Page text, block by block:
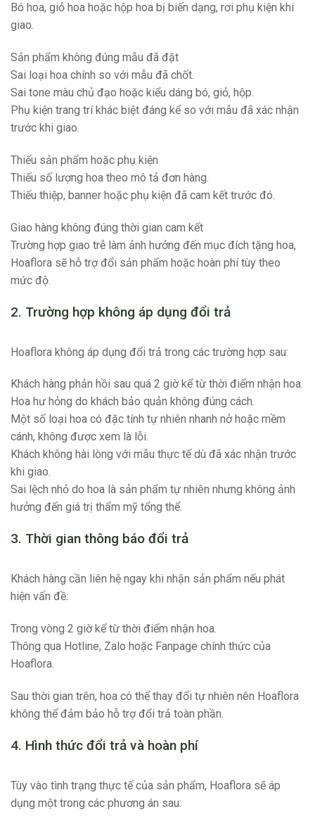
Bó hoa, giỏ hoa hoặc hộp hoa bị biến dạng, rơi phụ kiện khi
giao.
Sản phẩm không đúng mẫu đã đặt
Sai loại hoa chính so với mẫu đã chốt.
Sai tone màu chủ đạo hoặc kiểu dáng bó, giỏ, hộp.
Phụ kiện trang trí khác biệt đáng kể so với mẫu đã xác nhận
trước khi giao.
Thiếu sản phẩm hoặc phụ kiện
Thiếu số lượng hoa theo mô tả đơn hàng.
Thiếu thiệp, banner hoặc phụ kiện đã cam kết trước đó.
Giao hàng không đúng thời gian cam kết
Trường hợp giao trễ làm ảnh hưởng đến mục đích tặng hoa,
Hoaflora sẽ hỗ trợ đổi sản phẩm hoặc hoàn phí tùy theo
mức độ.
2. Trường hợp không áp dụng đổi trả
Hoaflora không áp dụng đổi trả trong các trường hợp sau:
Khách hàng phản hồi sau quá 2 giờ kể từ thời điểm nhận hoa.
Hoa hư hỏng do khách bảo quản không đúng cách.
Một số loại hoa có đặc tính tự nhiên nhanh nở hoặc mềm
cánh, không được xem là lỗi.
Khách không hài lòng với mẫu thực tế dù đã xác nhận trước
khi giao.
Sai lệch nhỏ do hoa là sản phẩm tự nhiên nhưng không ảnh
hưởng đến giá trị thẩm mỹ tổng thể.
3. Thời gian thông báo đổi trả
Khách hàng cần liên hệ ngay khi nhận sản phẩm nếu phát
hiện vấn đề:
Trong vòng 2 giờ kể từ thời điểm nhận hoa.
Thông qua Hotline, Zalo hoặc Fanpage chính thức của
Hoaflora.
Sau thời gian trên, hoa có thể thay đổi tự nhiên nên Hoaflora
không thể đảm bảo hỗ trợ đổi trả toàn phần.
4. Hình thức đổi trả và hoàn phí
Tùy vào tình trạng thực tế của sản phẩm, Hoaflora sẽ áp
dụng một trong các phương án sau: